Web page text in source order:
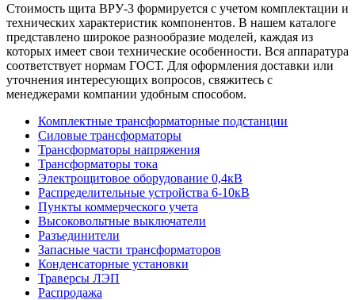
Стоимость щита ВРУ-3 формируется с учетом комплектации и
технических характеристик компонентов. В нашем каталоге
представлено широкое разнообразие моделей, каждая из
которых имеет свои технические особенности. Вся аппаратура
соответствует нормам ГОСТ. Для оформления доставки или
уточнения интересующих вопросов, свяжитесь с
менеджерами компании удобным способом.
Комплектные трансформаторные подстанции
Силовые трансформаторы
Трансформаторы напряжения
Трансформаторы тока
Электрощитовое оборудование 0,4кВ
Распределительные устройства 6-10кВ
Пункты коммерческого учета
Высоковольтные выключатели
Разъединители
Запасные части трансформаторов
Конденсаторные установки
Траверсы ЛЭП
Распродажа